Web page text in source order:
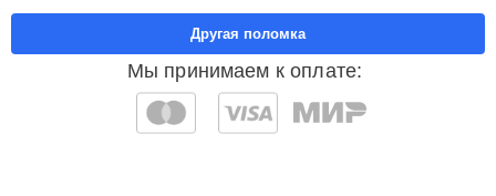
Мы принимаем к оплате:
Другая поломка